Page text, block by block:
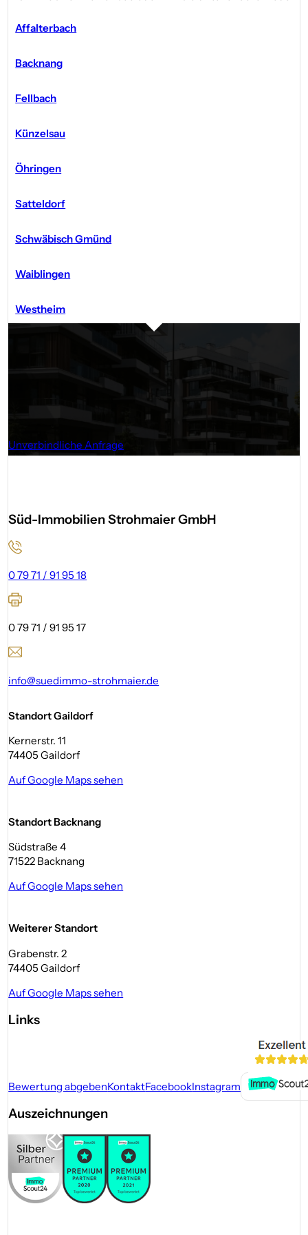
Affalterbach
Backnang
Fellbach
Künzelsau
Öhringen
Satteldorf
Schwäbisch Gmünd
Waiblingen
Westheim
Sie suchen einen
Dann sind Sie bei Süd-Immobilien Strohmaier genau
Umgebung. Gern beraten wir Sie zu allen relevanten
Unverbindliche Anfrage
Süd-Immobilien Strohmaier GmbH
0 79 71 / 91 95 18
0 79 71 / 91 95 17
info@suedimmo-strohmaier.de
Standort Gaildorf
Kernerstr. 11
74405 Gaildorf
Auf Google Maps sehen
Standort Backnang
Südstraße 4
71522 Backnang
Auf Google Maps sehen
Weiterer Standort
Grabenstr. 2
74405 Gaildorf
Auf Google Maps sehen
Links
Bewertung abgebenKontaktFacebookInstagram
Auszeichnungen